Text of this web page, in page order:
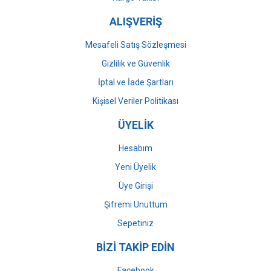
ALIŞVERİŞ
Mesafeli Satış Sözleşmesi
Gizlilik ve Güvenlik
İptal ve İade Şartları
Kişisel Veriler Politikası
ÜYELİK
Hesabım
Yeni Üyelik
Üye Girişi
Şifremi Unuttum
Sepetiniz
BİZİ TAKİP EDİN